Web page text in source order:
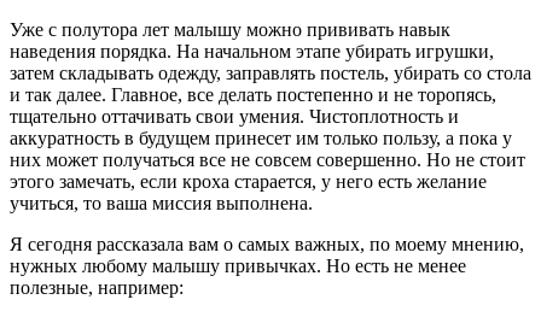
Уже с полутора лет малышу можно прививать навык
наведения порядка. На начальном этапе убирать игрушки,
затем складывать одежду, заправлять постель, убирать со стола
и так далее. Главное, все делать постепенно и не торопясь,
тщательно оттачивать свои умения. Чистоплотность и
аккуратность в будущем принесет им только пользу, а пока у
них может получаться все не совсем совершенно. Но не стоит
этого замечать, если кроха старается, у него есть желание
учиться, то ваша миссия выполнена.
Я сегодня рассказала вам о самых важных, по моему мнению,
нужных любому малышу привычках. Но есть не менее
полезные, например: